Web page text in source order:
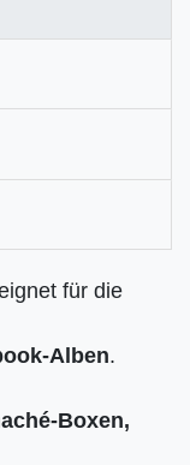
für die
Alben.
Boxen,